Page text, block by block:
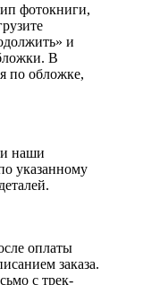
фотокниги,
и
В
по обложке,
наши
указанному
оплаты
заказа.
с трек-